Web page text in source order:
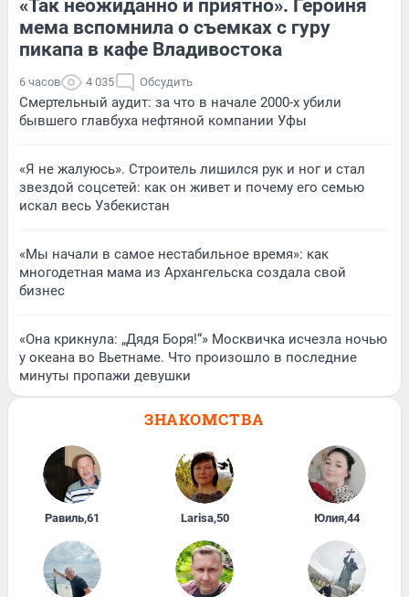
«Так неожиданно и приятно». Героиня
мема вспомнила о съемках с гуру
пикапа в кафе Владивостока
6 часов 4 035 Обсудить
Смертельный аудит: за что в начале 2000-х убили
бывшего главбуха нефтяной компании Уфы
«Я не жалуюсь». Строитель лишился рук и ног и стал
звездой соцсетей: как он живет и почему его семью
искал весь Узбекистан
«Мы начали в самое нестабильное время»: как
многодетная мама из Архангельска создала свой
бизнес
«Она крикнула: „Дядя Боря!“» Москвичка исчезла ночью
у океана во Вьетнаме. Что произошло в последние
минуты пропажи девушки
ЗНАКОМСТВА
Равиль,61 Larisa,50 Юлия,44